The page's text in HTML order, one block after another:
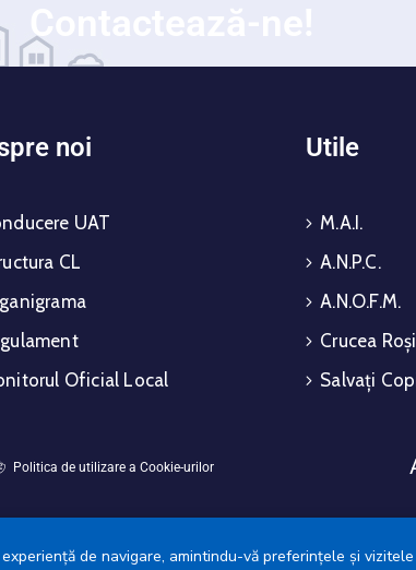
Contactează-ne!
noi
UAT
CL
Oficial Local
Utile
M.A.I.
A.N.P.C.
A.N.O.F.M.
Crucea
Salvați
Politica de utilizare a Cookie-urilor
de navigare, amintindu-vă preferințele și